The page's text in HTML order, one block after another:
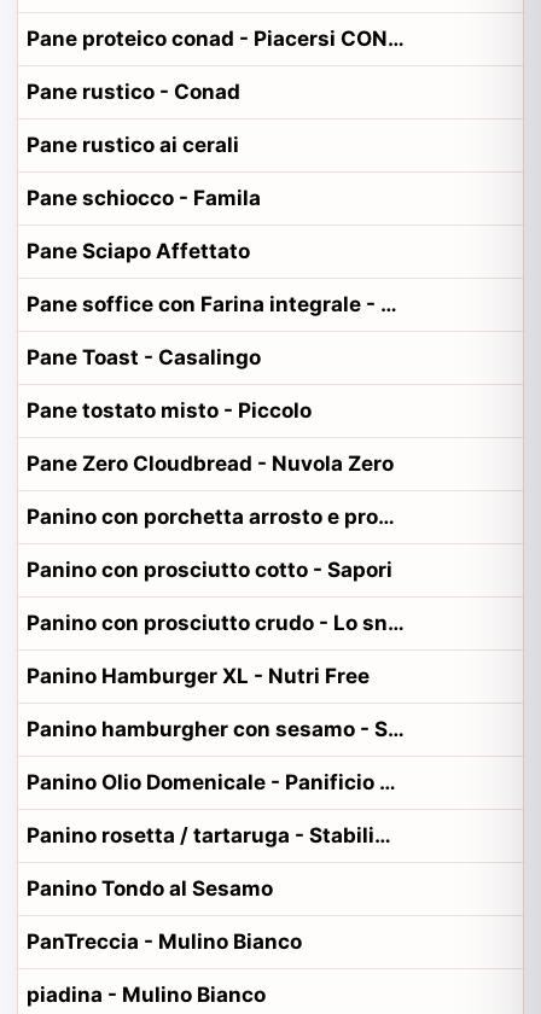
Pane proteico conad - Piacersi CONAD
Pane rustico - Conad
Pane rustico ai cerali
Pane schiocco - Famila
Pane Sciapo Affettato
Pane soffice con Farina integrale - CONAD
Pane Toast - Casalingo
Pane tostato misto - Piccolo
Pane Zero Cloudbread - Nuvola Zero
Panino con porchetta arrosto e provola bianca
Panino con prosciutto cotto - Sapori
Panino con prosciutto crudo - Lo snack naturale
Panino Hamburger XL - Nutri Free
Panino hamburgher con sesamo - San Patrignano
Panino Olio Domenicale - Panificio Ceccarini
Panino rosetta / tartaruga - Stabilimento via Montanelli 104 Pisa
Panino Tondo al Sesamo
PanTreccia - Mulino Bianco
piadina - Mulino Bianco